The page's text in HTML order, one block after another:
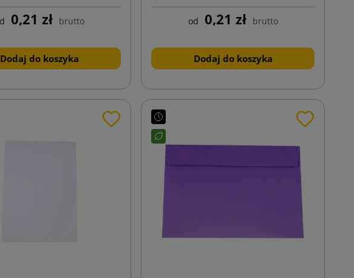
0,21 zł brutto
Dodaj do koszyka
od 0,21 zł brutto
Dodaj do koszyka